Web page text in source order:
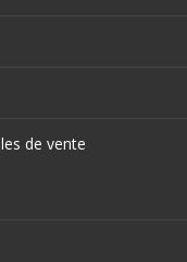
de vente